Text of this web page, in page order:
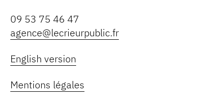
09 53 75 46 47
agence@lecrieurpublic.fr
English version
Mentions légales